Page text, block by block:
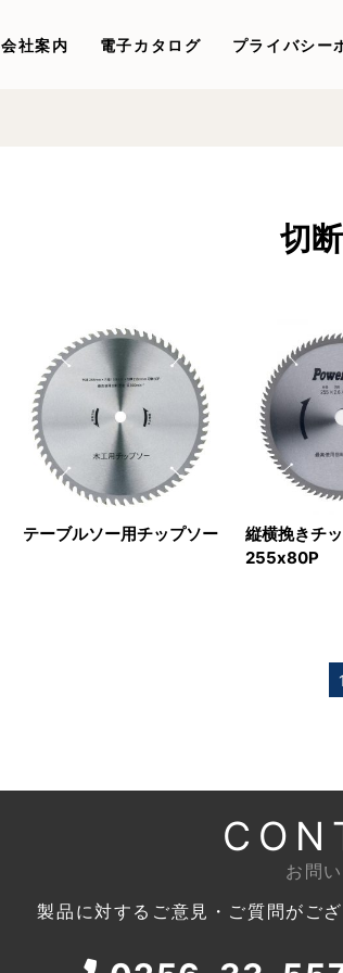
会社案内 電子カタログ プライバシー
切
テーブルソー用チップソー
縦横挽きチ
255x80P
1
お問
製品に対するご意見・ご質問がご